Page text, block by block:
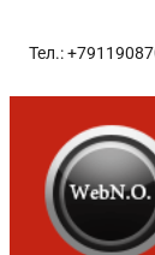
Тел.: